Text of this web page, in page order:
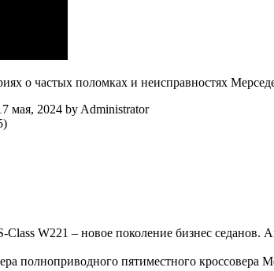
о частых поломках и неисправностях
мая, 2024 by Administrator
Class W221 – новое поколение бизнес
полноприводного пятиместного кроссовера